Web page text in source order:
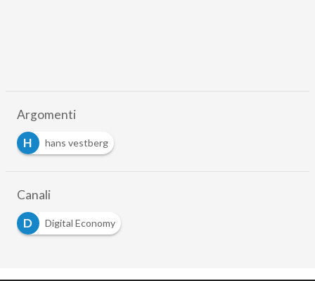
Argomenti
H
hans vestberg
Canali
D
Digital Economy